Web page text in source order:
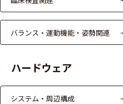
バランス・運動機能・姿勢関連
ハードウェア
システム・周辺構成